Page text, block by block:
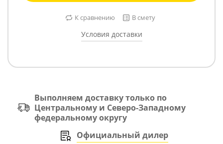
К сравнению В смету
Условия доставки
Выполняем доставку только по
Центральному и Северо-Западному
федеральному округу
Официальный дилер